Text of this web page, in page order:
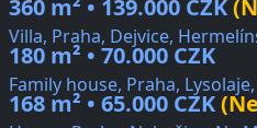
360 m² • 139.000 CZK
Villa, Praha, Dejvice,
180 m² • 70.000 CZK
Family house, Praha,
168 m² • 65.000 CZK